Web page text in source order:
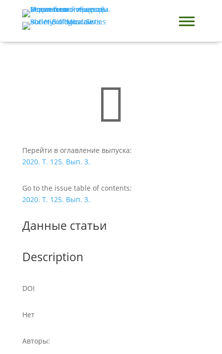

Перейти в оглавление выпуска:
2020. Т. 125. Вып. 3.
Go to the issue table of contents:
2020. Т. 125. Вып. 3.
Данные статьи
Description
DOI
Нет
Авторы: